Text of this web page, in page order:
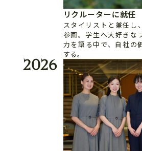
リクルーターに就任
スタイリストと兼任し
参画。学生へ大好きな
力を語る中で、自社の
する。
2026